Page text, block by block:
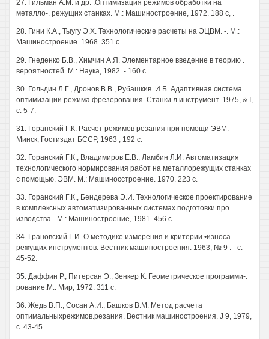
27. Гильман A.M. и др. .Оптимизация режимов обработки на
металло-. режущих станках. М.: Машиностроение, 1972. 188 с, .
28. Гини К.А., Тыугу Э.Х. Технологические расчеты на ЭЦВМ. -. М.:
Машиностроение. 1968. 351 с.
29. Гнеденко Б.В., Химчин А.Я. Элементарное введение в теорию .
вероятностей. М.: Наука, 1982. - 160 с.
30. Гольдин Л.Г., Дронов В.В., Рубашкив. И.Б. Адаптивная система
оптимизации режима фрезерования. Станки л инструмент. 1975, & I,
с. 5-7.
31. Горанский Г.К. Расчет режимов резания при помощи ЭВМ.
Минск, Гостиздат БССР, 1963 , 192 с.
32. Горанский Г.К., Владимиров Е.В., Ламбин Л.И. Автоматизация
технологического нормирования работ на металлорежущих станках
с помощью. ЭВМ. М.: Машиносстроение. 1970. 223 с.
33. Горанский Г.К., Бендерева Э.И. Технологическое проектирование
в комплексных автоматизированных системах подготовки про.
изводства. -М.: Машиностроение, 1981. 456 с.
34. Грановский Г.И. О методике измерения и критерии •износа
режущих инструментов. Вестник машиностроения. 1963, № 9 . - с.
45-52.
35. Даффин Р., Питерсан Э., Зенкер К. Геометрическое программи-.
рование.М.: Мир, 1972. 311 с.
36. Жедь В.П., Сосан А.И., Башков В.М. Метод расчета
оптимальныхрежимов.резания. Вестник машиностроения. J 9, 1979,
с. 43-45.